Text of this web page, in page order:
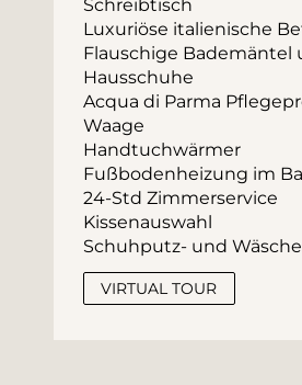
Schreibtisch
Luxuriöse italienische
Flauschige Bademäntel
Hausschuhe
Acqua di Parma
Waage
Handtuchwärmer
Fußbodenheizung im
24-Std Zimmerservice
Kissenauswahl
Schuhputz- und
VIRTUAL TOUR